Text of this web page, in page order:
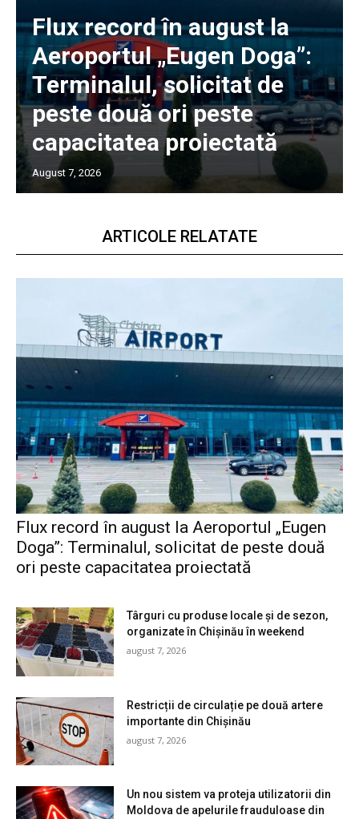
Flux record în august la
Aeroportul „Eugen Doga”:
Terminalul, solicitat de
peste două ori peste
capacitatea proiectată
August 7, 2026
ARTICOLE RELATATE
Flux record în august la Aeroportul „Eugen
Doga”: Terminalul, solicitat de peste două
ori peste capacitatea proiectată
Târguri cu produse locale și de sezon,
organizate în Chișinău în weekend
august 7, 2026
Restricții de circulație pe două artere
importante din Chișinău
august 7, 2026
Un nou sistem va proteja utilizatorii din
Moldova de apelurile frauduloase din